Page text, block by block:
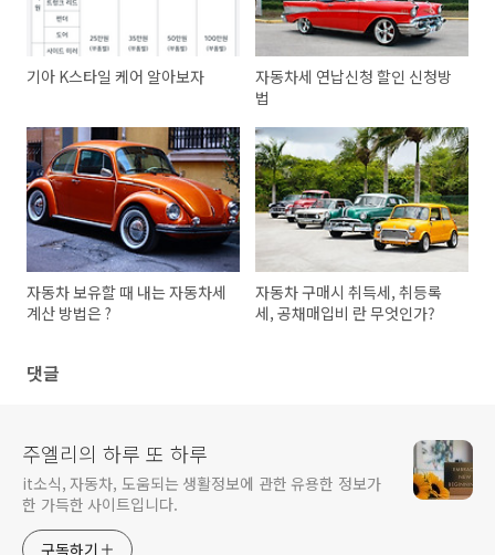
기아 K스타일 케어 알아보자
자동차세 연납신청 할인 신청방
법
자동차 보유할 때 내는 자동차세
계산 방법은 ?
자동차 구매시 취득세, 취등록
세, 공채매입비 란 무엇인가?
댓글
주엘리의 하루 또 하루
it소식, 자동차, 도움되는 생활정보에 관한 유용한 정보가
한 가득한 사이트입니다.
구독하기